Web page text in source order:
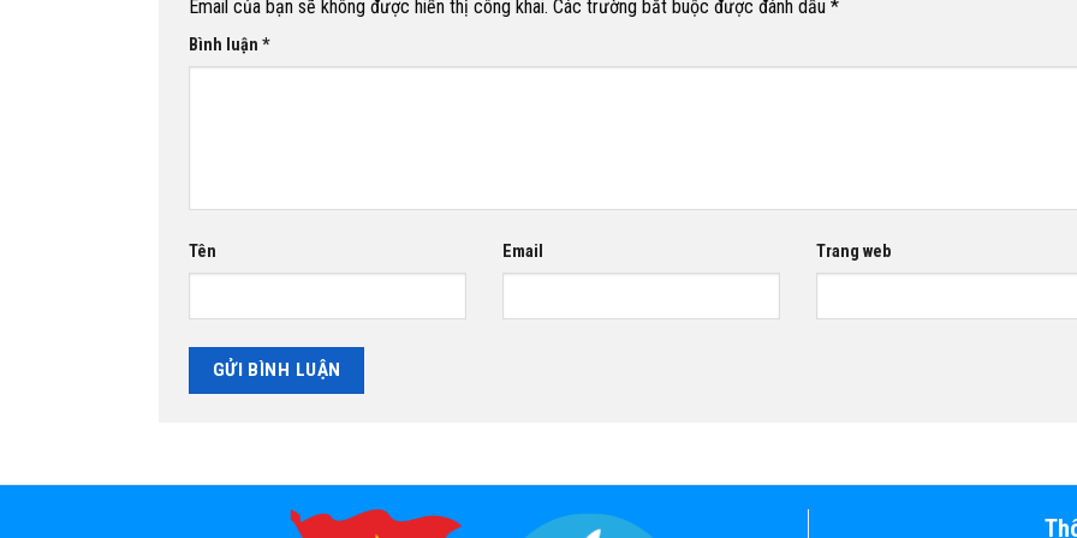
Email của bạn sẽ không được hiển thị công khai. Các trường bắt buộc được đánh dấu *
Bình luận *
Tên Email Trang web